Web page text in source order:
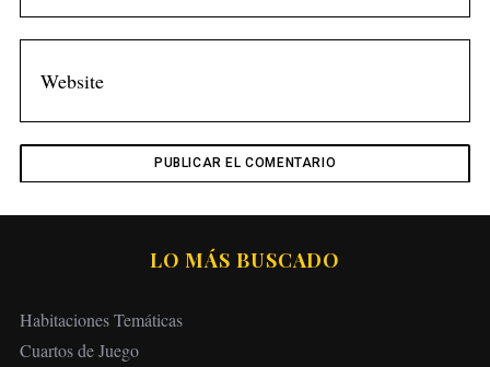
LO MÁS BUSCADO
Habitaciones Temáticas
Cuartos de Juego